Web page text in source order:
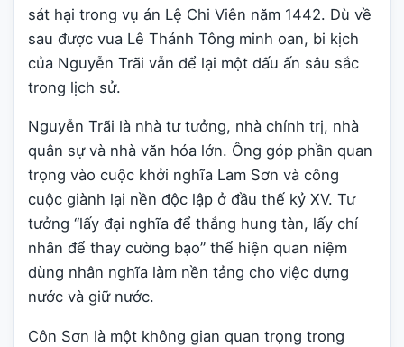
sát hại trong vụ án Lệ Chi Viên năm 1442. Dù về
sau được vua Lê Thánh Tông minh oan, bi kịch
của Nguyễn Trãi vẫn để lại một dấu ấn sâu sắc
trong lịch sử.
Nguyễn Trãi là nhà tư tưởng, nhà chính trị, nhà
quân sự và nhà văn hóa lớn. Ông góp phần quan
trọng vào cuộc khởi nghĩa Lam Sơn và công
cuộc giành lại nền độc lập ở đầu thế kỷ XV. Tư
tưởng “lấy đại nghĩa để thắng hung tàn, lấy chí
nhân để thay cường bạo” thể hiện quan niệm
dùng nhân nghĩa làm nền tảng cho việc dựng
nước và giữ nước.
Côn Sơn là một không gian quan trọng trong